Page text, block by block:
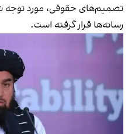
تصمیم‌های حقوقی، مورد توجه
رسانه‌ها قرار گرفته است.